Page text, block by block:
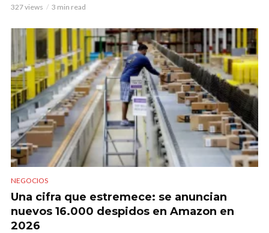
327 views 3 min read
NEGOCIOS
Una cifra que estremece: se anuncian
nuevos 16.000 despidos en Amazon en
2026